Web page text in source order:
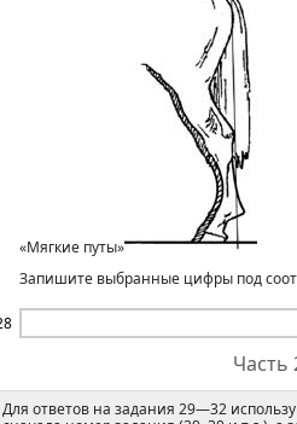
«Мягкие путы»
Запишите выбранные цифры под
Часть
Для ответов на задания 29—32